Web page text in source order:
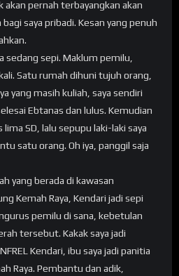
akan pernah terbayangkan akan
saya pribadi. Kesan yang penuh
sedang sepi. Maklum pemilu,
Satu rumah dihuni tujuh orang,
yang masih kuliah, saya sendiri
Ebtanas dan lulus. Kemudian
SD, lalu sepupu laki-laki saya
satu orang. Oh iya, panggil saja
yang berada di kawasan
Kemah Raya, Kendari jadi sepi
pemilu di sana, kebetulan
tersebut. Kakak saya jadi
Kendari, ibu saya jadi panitia
Raya. Pembantu dan adik,